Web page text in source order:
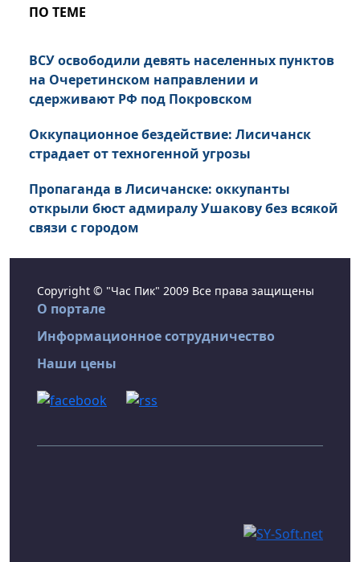
ПО ТЕМЕ
ВСУ освободили девять населенных пунктов
на Очеретинском направлении и
сдерживают РФ под Покровском
Оккупационное бездействие: Лисичанск
страдает от техногенной угрозы
Пропаганда в Лисичанске: оккупанты
открыли бюст адмиралу Ушакову без всякой
связи с городом
Copyright © "Час Пик" 2009 Все права защищены
О портале
Информационное сотрудничество
Наши цены